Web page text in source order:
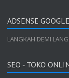
ADSENSE GOOGLE
LANGKAH DEMI
SEO - TOKO